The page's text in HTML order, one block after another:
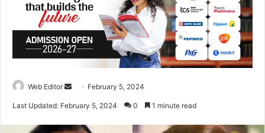
Web Editor
d
February 5, 2024
Last Updated: February 5, 2024 0 1 minute read